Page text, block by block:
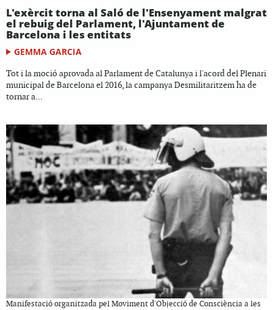
L'exèrcit torna al Saló de l'Ensenyament malgrat
el rebuig del Parlament, l'Ajuntament de
Barcelona i les entitats
GEMMA GARCIA
Tot i la moció aprovada al Parlament de Catalunya i l'acord del Plenari
municipal de Barcelona el 2016, la campanya Desmilitaritzem ha de
tornar a...
Manifestació organitzada pel Moviment d'Objecció de Consciència a les